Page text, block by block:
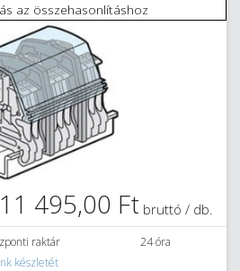
az összehasonlításhoz
11 495,00 Ft bruttó / db.
raktár
24 óra
készletét